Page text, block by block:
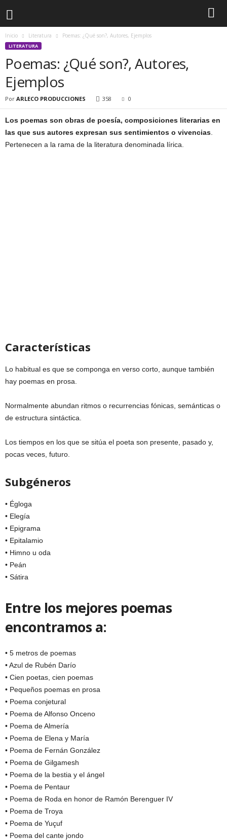
Inicio Literatura Poemas: ¿Qué son?, Autores, Ejemplos
LITERATURA
Poemas: ¿Qué son?, Autores,
Ejemplos
Por ARLECO PRODUCCIONES 358 0
Los poemas son obras de poesía, composiciones literarias en
las que sus autores expresan sus sentimientos o vivencias
Pertenecen a la rama de la literatura denominada lírica.
Características
Lo habitual es que se componga en verso corto, aunque también
hay poemas en prosa.
Normalmente abundan ritmos o recurrencias fónicas, semánticas o
de estructura sintáctica.
Los tiempos en los que se sitúa el poeta son presente, pasado y,
pocas veces, futuro.
Subgéneros
• Égloga
• Elegía
• Epigrama
• Epitalamio
• Himno u oda
• Peán
• Sátira
Entre los mejores poemas
encontramos a:
• 5 metros de poemas
• Azul de Rubén Darío
• Cien poetas, cien poemas
• Pequeños poemas en prosa
• Poema conjetural
• Poema de Alfonso Onceno
• Poema de Almería
• Poema de Elena y María
• Poema de Fernán González
• Poema de Gilgamesh
• Poema de la bestia y el ángel
• Poema de Pentaur
• Poema de Roda en honor de Ramón Berenguer IV
• Poema de Troya
• Poema de Yuçuf
• Poema del cante jondo